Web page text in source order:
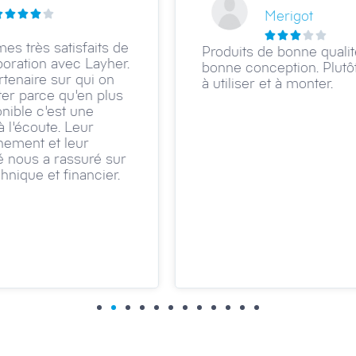
Layher France, c'est du solide !
Leurs échafaudages sont top,
faciles à monter, et le service
client est au top.